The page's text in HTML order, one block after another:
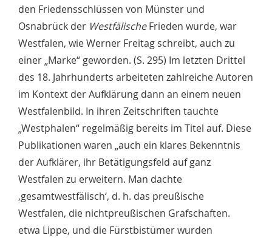
den Friedensschlüssen von Münster und
Osnabrück der WestfälischeFrieden wurde, war
Westfalen, wie Werner Freitag schreibt, auch zu
einer „Marke“ geworden. (S. 295) Im letzten Drittel
des 18. Jahrhunderts arbeiteten zahlreiche Autoren
im Kontext der Aufklärung dann an einem neuen
Westfalenbild. In ihren Zeitschriften tauchte
„Westphalen“ regelmäßig bereits im Titel auf. Diese
Publikationen waren „auch ein klares Bekenntnis
der Aufklärer, ihr Betätigungsfeld auf ganz
Westfalen zu erweitern. Man dachte
‚gesamtwestfälisch‘, d. h. das preußische
Westfalen, die nichtpreußischen Grafschaften.
etwa Lippe, und die Fürstbistümer wurden